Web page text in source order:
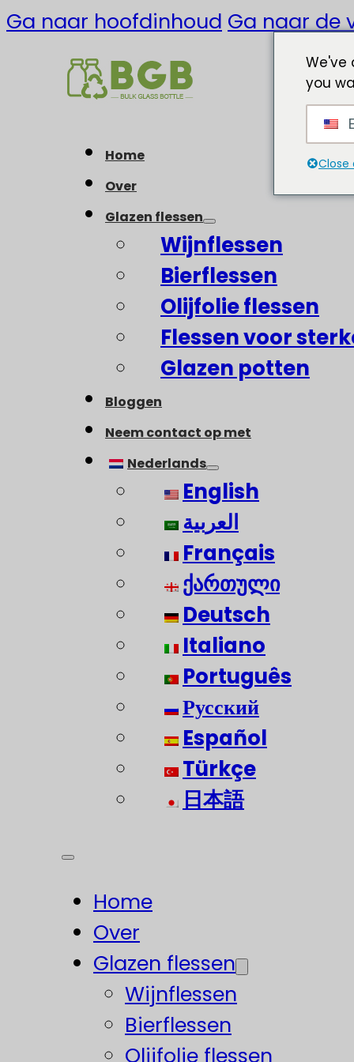
Ga naar hoofdinhoud Ga naar de
Home
Over
Glazen flessen
Wijnflessen
Bierflessen
Olijfolie flessen
Flessen voor
Glazen potten
Bloggen
Neem contact op met
Nederlands
English
العربية
Français
ქართული
Deutsch
Italiano
Português
Русский
Español
Türkçe
日本語
Home
Over
Glazen flessen
Wijnflessen
Bierflessen
Olijfolie flessen
We've
you
Close